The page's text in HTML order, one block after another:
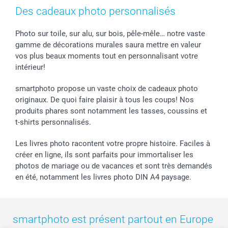
Cadres photo & accessoires déco
Calendrier photos & Agendas photo
Stickers & Etiquettes
Chèque Cadeau
Mentions Légales
Affiliation
Investor Relations
B2B smartbusiness
Droit de rétractation
Fête des Mères
Confirmation ou communion
Mariage
Fête d'anniversaire
Collection naissance
Tous les évènements
Tarifs et frais de livraison
Livraison en 48 heures
Modes de Paiement
Identifiez-vous
Plan du site
Statut de ma commande
smarfriends
smartgarantie
smartbonus
Des cadeaux photo personnalisés
Photo sur toile, sur alu, sur bois, pêle-mêle… notre vaste
gamme de décorations murales saura mettre en valeur
vos plus beaux moments tout en personnalisant votre
intérieur!
smartphoto propose un vaste choix de cadeaux photo
originaux. De quoi faire plaisir à tous les coups! Nos
produits phares sont notamment les tasses, coussins et
t-shirts personnalisés.
Les livres photo racontent votre propre histoire. Faciles à
créer en ligne, ils sont parfaits pour immortaliser les
photos de mariage ou de vacances et sont très demandés
en été, notamment les livres photo DIN A4 paysage.
smartphoto est présent partout en Europe